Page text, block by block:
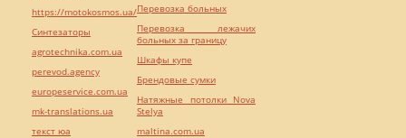
https://motokosmos.ua/
Синтезаторы
agrotechnika.com.ua
perevod.agency
europeservice.com.ua
mk-translations.ua
текст юа
Перевозка больных
Перевозка лежачих
больных за границу
Шкафы купе
Брендовые сумки
Натяжные потолки Nova
Stelya
maltina.com.ua